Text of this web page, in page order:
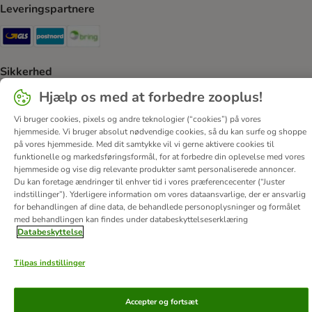
Leveringspartnere
GLS Shipping Method
Postnord Shipping Method
Sikkerhed
Security Security
Om os Job hos zooplus
Firmaoplysninger
Forordning om digitale tjenester
Generelle vilkår
Fortryd aftale
Betaling Levering
Databeskyttelse
© zooplus SE2026
Hjælp os med at forbedre zooplus!
Vi bruger cookies, pixels og andre teknologier (“cookies”) på vores
hjemmeside. Vi bruger absolut nødvendige cookies, så du kan surfe og shoppe
på vores hjemmeside. Med dit samtykke vil vi gerne aktivere cookies til
funktionelle og markedsføringsformål, for at forbedre din oplevelse med vores
hjemmeside og vise dig relevante produkter samt personaliserede annoncer.
Du kan foretage ændringer til enhver tid i vores præferencecenter (“Juster
indstillinger”). Yderligere information om vores dataansvarlige, der er ansvarlig
for behandlingen af ​​dine data, de behandlede personoplysninger og formålet
med behandlingen kan findes under databeskyttelseserklæring
Databeskyttelse
Tilpas indstillinger
Accepter og fortsæt